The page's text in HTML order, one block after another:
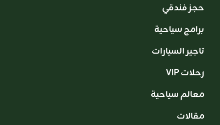
حجز فندقي
برامج سياحية
تاجير السيارات
VIP رحلات
معالم سياحية
مقالات